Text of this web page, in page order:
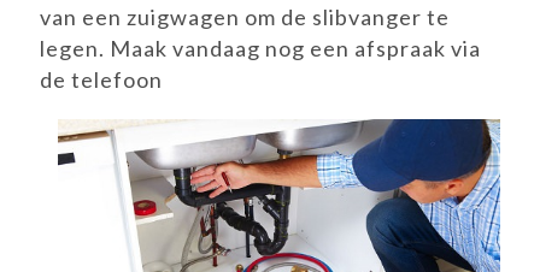
van een zuigwagen om de slibvanger te
legen. Maak vandaag nog een afspraak via
de telefoon